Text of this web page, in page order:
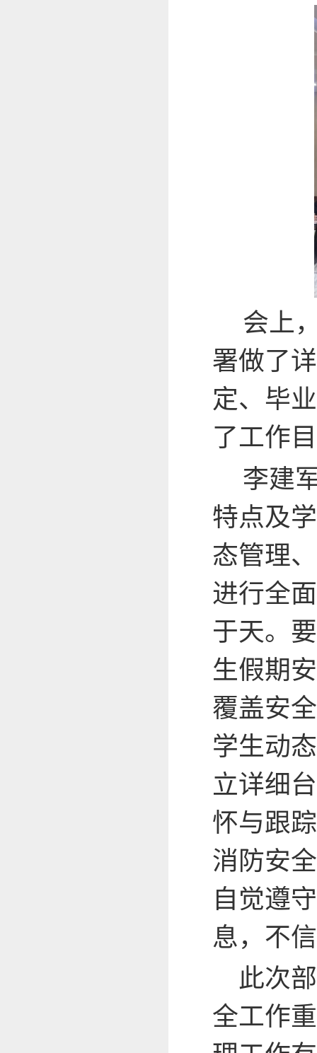
会上
署做了
定、毕
了工作
李建
特点及
态管理
进行全
于天。
生假期
覆盖安
学生动
立详细
怀与跟
消防安
自觉遵
息，不
此次
全工作